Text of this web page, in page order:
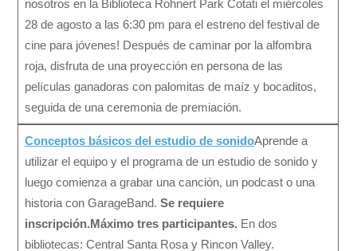
nosotros en la Biblioteca Rohnert Park Cotati el miércoles
28 de agosto a las 6:30 pm para el estreno del festival de
cine para jóvenes! Después de caminar por la alfombra
roja, disfruta de una proyección en persona de las
películas ganadoras con palomitas de maíz y bocaditos,
seguida de una ceremonia de premiación.
Conceptos básicos del estudio de sonidoAprende a
utilizar el equipo y el programa de un estudio de sonido y
luego comienza a grabar una canción, un podcast o una
historia con GarageBand. Se requiere
inscripción.Máximo tres participantes. En dos
bibliotecas: Central Santa Rosa y Rincon Valley.